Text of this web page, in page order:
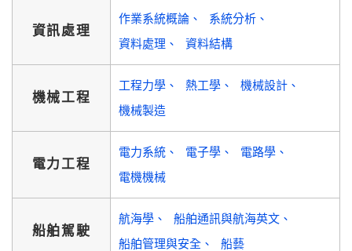
資訊處理
作業系統概論
系統分析
資料處理
資料結構
機械工程
工程力學 熱工學
機械設計
機械製造
電力工程
電力系統 電子學
電路學
電機機械
船舶駕駛
航海學
船舶通訊與航海英文
船舶管理與安全
船藝